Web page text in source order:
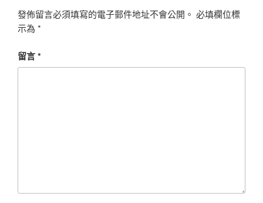
發佈留言必須填寫的電子郵件地址不會公開。 必填欄位標
示為 *
留言*